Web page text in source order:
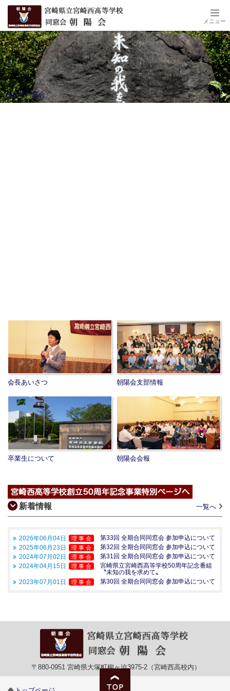
メニュー
西高校同窓会
会長あいさつ 朝陽会支部情報
卒業生について 朝陽会会報
新着情報 一覧へ
2026年06月04日 理 事 会
第33回 全期合同同窓会 参加申込について
2025年06月23日
理 事 会
第32回 全期合同同窓会 参加申込について
2024年07月02日
理 事 会
第31回 全期合同同窓会 参加申込について
2024年04月15日
理 事 会
宮崎県立宮崎西高等学校50周年記念番組
〝未知の我を求めて〟
2023年07月01日
理 事 会 第30回 全期合同同窓会 参加申込について
〒880-0951 宮崎県大塚町柳ヶ迫3975-2（宮崎西高校内）